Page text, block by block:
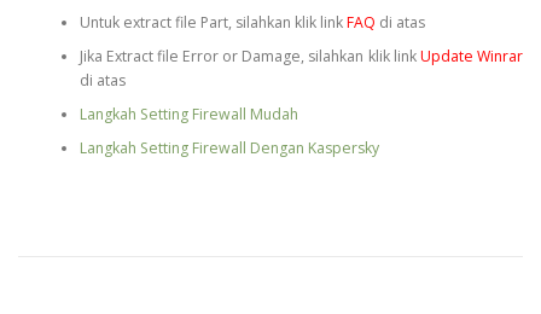
Untuk extract file Part, silahkan klik linkFAQ di atas
Jika Extract file Error or Damage, silahkan klik linkUpdate Winrar
di atas
Langkah Setting Firewall Mudah
Langkah Setting Firewall Dengan Kaspersky